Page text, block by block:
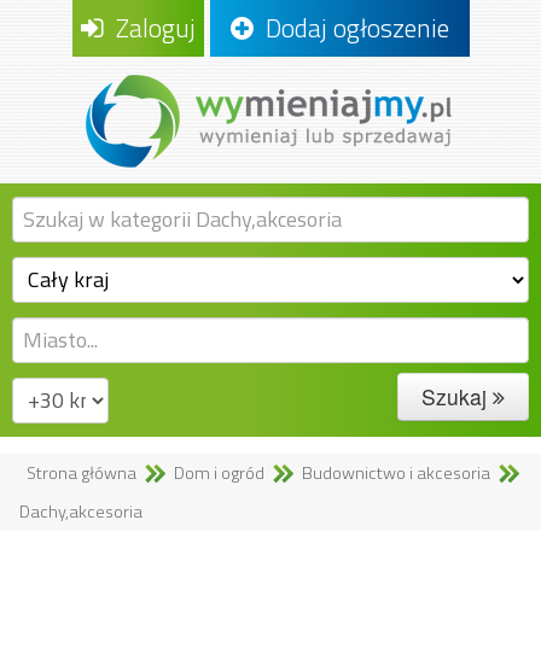
Zaloguj Dodaj ogłoszenie
Szukaj
Strona główna Dom i ogród
Budownictwo i akcesoria
Dachy,akcesoria